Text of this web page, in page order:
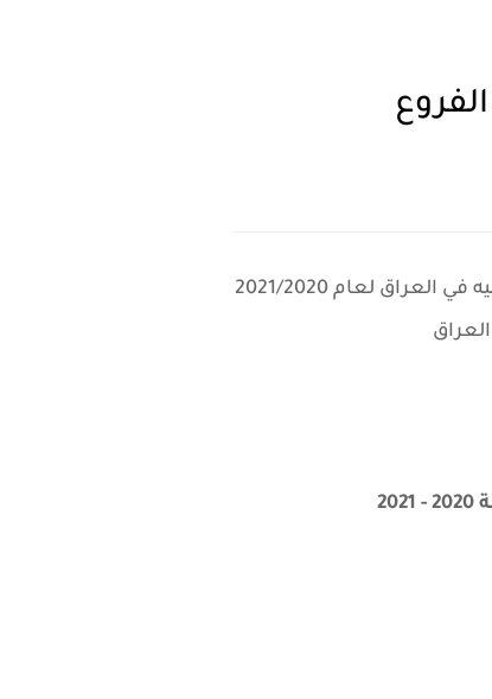
نتائج التعليم المهني لعام 2021/2020 الدور الثاني التكميلي , اعلان نتائج الدور التكميلي المدارس المهنيه في العراق لعام 2021/2020